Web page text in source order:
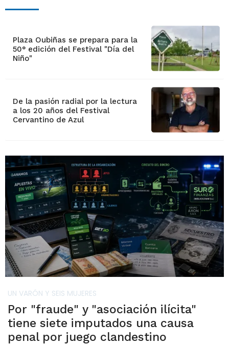
Plaza Oubiñas se prepara para la
50° edición del Festival "Día del
Niño"
De la pasión radial por la lectura
a los 20 años del Festival
Cervantino de Azul
UN VARÓN Y SEIS MUJERES
Por "fraude" y "asociación ilícita"
tiene siete imputados una causa
penal por juego clandestino